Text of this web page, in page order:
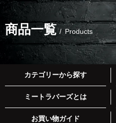
商品一覧 Products
カテゴリーから探す
ミートラバーズとは
お買い物ガイド